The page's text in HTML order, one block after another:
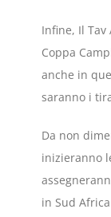
Infine, Il Tav
Coppa
anche in
saranno i
Da non
inizieranno
in Sud